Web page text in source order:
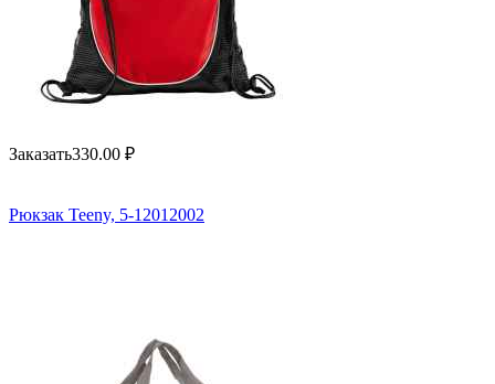
Заказать330.00 ₽
Рюкзак Teeny, 5-12012002